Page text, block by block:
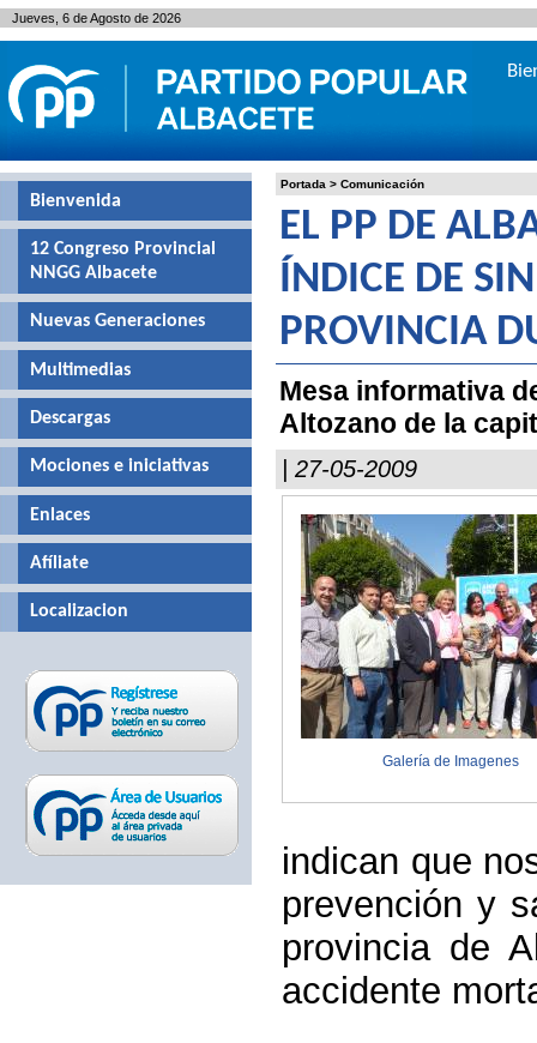
Portada > Comunicación
EL PP DE
ÍNDICE DE
PROVINCIA
Mesa informativa
Altozano de la
| 27-05-2009
Galería de Imagenes
indican que
prevención y
provincia de
accidente
Bienvenida
12 Congreso Provincial
NNGG Albacete
Nuevas Generaciones
Multimedias
Descargas
Mociones e iniciativas
Enlaces
Afíliate
Localizacion
Jueves, 6 de Agosto de 2026